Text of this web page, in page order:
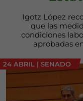
Igotz López
que las
condiciones
aprobadas
24 ABRIL | SENADO